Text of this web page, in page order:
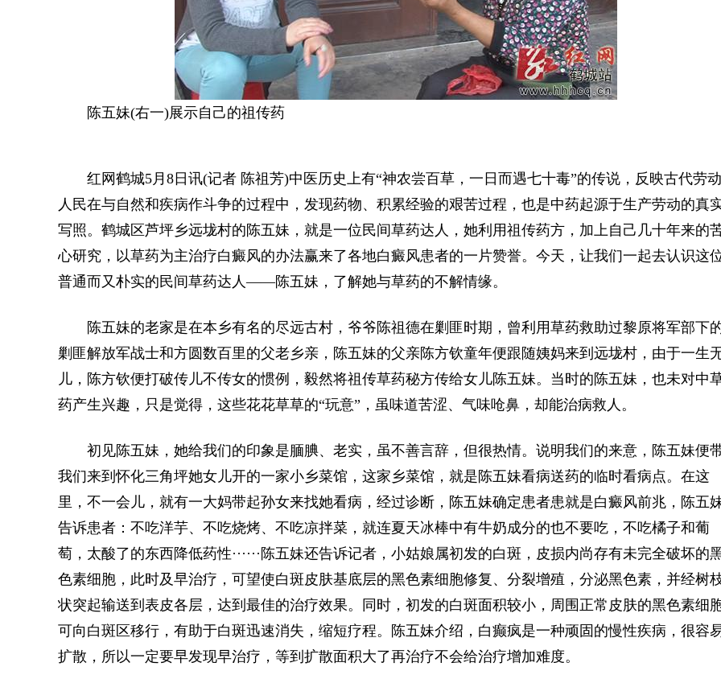
陈五妹(右一)展示自己的祖传药
红网鹤城5月8日讯(记者 陈祖芳)中医历史上有“神农尝百草，一日而遇七十毒”的传说，反映古代劳动
人民在与自然和疾病作斗争的过程中，发现药物、积累经验的艰苦过程，也是中药起源于生产劳动的真
写照。鹤城区芦坪乡远垅村的陈五妹，就是一位民间草药达人，她利用祖传药方，加上自己几十年来的
心研究，以草药为主治疗白癜风的办法赢来了各地白癜风患者的一片赞誉。今天，让我们一起去认识这
普通而又朴实的民间草药达人——陈五妹，了解她与草药的不解情缘。
陈五妹的老家是在本乡有名的尽远古村，爷爷陈祖德在剿匪时期，曾利用草药救助过黎原将军部下
剿匪解放军战士和方圆数百里的父老乡亲，陈五妹的父亲陈方钦童年便跟随姨妈来到远垅村，由于一生
儿，陈方钦便打破传儿不传女的惯例，毅然将祖传草药秘方传给女儿陈五妹。当时的陈五妹，也未对中
药产生兴趣，只是觉得，这些花花草草的“玩意”，虽味道苦涩、气味呛鼻，却能治病救人。
初见陈五妹，她给我们的印象是腼腆、老实，虽不善言辞，但很热情。说明我们的来意，陈五妹便
我们来到怀化三角坪她女儿开的一家小乡菜馆，这家乡菜馆，就是陈五妹看病送药的临时看病点。在这
里，不一会儿，就有一大妈带起孙女来找她看病，经过诊断，陈五妹确定患者患就是白癜风前兆，陈五
告诉患者：不吃洋芋、不吃烧烤、不吃凉拌菜，就连夏天冰棒中有牛奶成分的也不要吃，不吃橘子和葡
萄，太酸了的东西降低药性······陈五妹还告诉记者，小姑娘属初发的白斑，皮损内尚存有未完全破坏的
色素细胞，此时及早治疗，可望使白斑皮肤基底层的黑色素细胞修复、分裂增殖，分泌黑色素，并经树
状突起输送到表皮各层，达到最佳的治疗效果。同时，初发的白斑面积较小，周围正常皮肤的黑色素细
可向白斑区移行，有助于白斑迅速消失，缩短疗程。陈五妹介绍，白癫疯是一种顽固的慢性疾病，很容
扩散，所以一定要早发现早治疗，等到扩散面积大了再治疗不会给治疗增加难度。